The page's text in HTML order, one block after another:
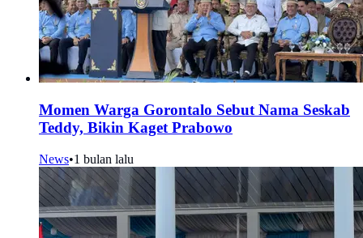
Momen Warga Gorontalo Sebut Nama Seskab
Teddy, Bikin Kaget Prabowo
News•1 bulan lalu